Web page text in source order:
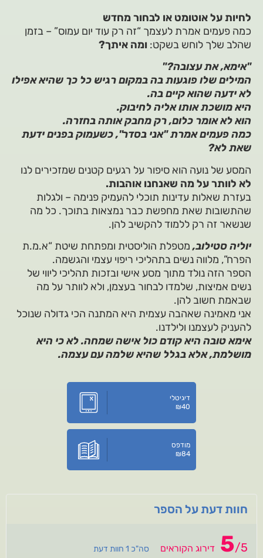
לחיות על אוטומט או לבחור מחדש
כמה פעמים אמרת לעצמך “זה רק עוד יום עמוס” – בזמן
שהלב שלך לוחש בשקט: ומה איתך?
"אימא, את עצובה?"
המילים שלו פוגעות בה במקום רגיש כל כך שהיא אפילו
לא ידעה שהוא קיים בה.
היא מושכת אותו אליה לחיבוק.
הוא לא אומר כלום, רק מחבק אותה בחזרה.
כמה פעמים אמרת "אני בסדר", כשעמוק בפנים ידעת
שאת לא?
המסע של נועה הוא סיפור על רגעים קטנים שמזכירים לנו
לא לוותר על מה שאנחנו אוהבות.
בעזרת שאלות עדינות תוכלי להעמיק פנימה – ולגלות
שהתשובות שאת מחפשת כבר נמצאות בתוכך. כל מה
שנשאר זה רק ללמוד להקשיב להן.
יוליה סטילוב,מטפלת הוליסטית ומפתחת שיטת “א.מ.ת
הפרח”, מלווה נשים בתהליכי ריפוי עצמי והגשמה.
הספר הזה נולד מתוך מסע אישי ובזכות תהליכי ליווי של
נשים אמיצות, שלמדו לבחור בעצמן, ולא לוותר על מה
שבאמת חשוב להן.
אני מאמינה שאהבה עצמית היא המתנה הכי גדולה שנוכל
להעניק לעצמנו ולילדנו.
אימא טובה היא קודם כול אישה שמחה. לא כי היא
מושלמת, אלא בגלל שהיא שלמה עם עצמה.
דיגיטלי
₪40
מודפס
₪84
חוות דעת על הספר
5/5 דירוג הקוראים סה"כ 1 חוות דעת